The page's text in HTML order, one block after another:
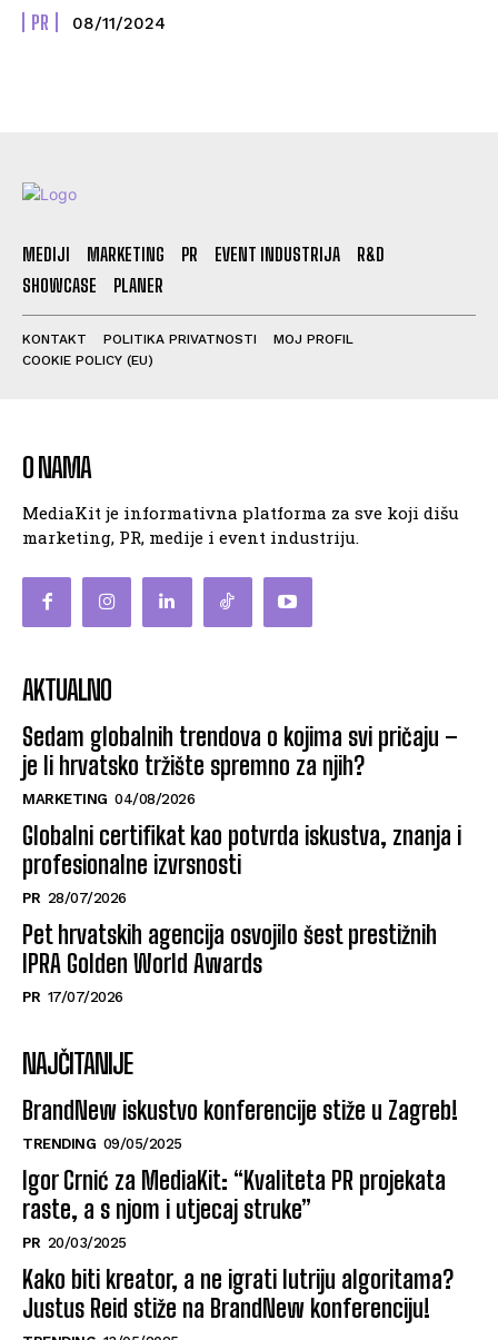
PR 08/11/2024
MEDIJI MARKETING PR EVENT INDUSTRIJA
R&D
SHOWCASE
PLANER
KONTAKT POLITIKA PRIVATNOSTI
MOJ PROFIL
COOKIE POLICY (EU)
O NAMA
MediaKit je informativna platforma za sve koji dišu
marketing, PR, medije i event industriju.
AKTUALNO
Sedam globalnih trendova o kojima svi pričaju –
je li hrvatsko tržište spremno za njih?
MARKETING 04/08/2026
Globalni certifikat kao potvrda iskustva, znanja i
profesionalne izvrsnosti
PR 28/07/2026
Pet hrvatskih agencija osvojilo šest prestižnih
IPRA Golden World Awards
PR 17/07/2026
NAJČITANIJE
BrandNew iskustvo konferencije stiže u Zagreb!
TRENDING 09/05/2025
Igor Crnić za MediaKit: “Kvaliteta PR projekata
raste, a s njom i utjecaj struke”
PR 20/03/2025
Kako biti kreator, a ne igrati lutriju algoritama?
Justus Reid stiže na BrandNew konferenciju!